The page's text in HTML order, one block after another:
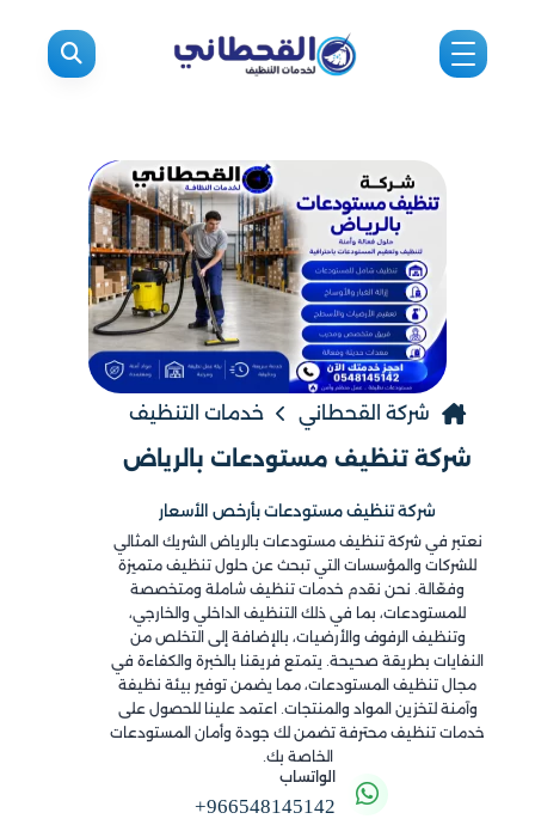
شركة القحطاني خدمات التنظيف
شركة تنظيف مستودعات بالرياض
شركة تنظيف مستودعات بأرخص الأسعار
نعتبر في شركة تنظيف مستودعات بالرياض الشريك المثالي
للشركات والمؤسسات التي تبحث عن حلول تنظيف متميزة
وفعّالة. نحن نقدم خدمات تنظيف شاملة ومتخصصة
للمستودعات، بما في ذلك التنظيف الداخلي والخارجي،
وتنظيف الرفوف والأرضيات، بالإضافة إلى التخلص من
النفايات بطريقة صحيحة. يتمتع فريقنا بالخبرة والكفاءة في
مجال تنظيف المستودعات، مما يضمن توفير بيئة نظيفة
وآمنة لتخزين المواد والمنتجات. اعتمد علينا للحصول على
خدمات تنظيف محترفة تضمن لك جودة وأمان المستودعات
الخاصة بك.
الواتساب
+966548145142